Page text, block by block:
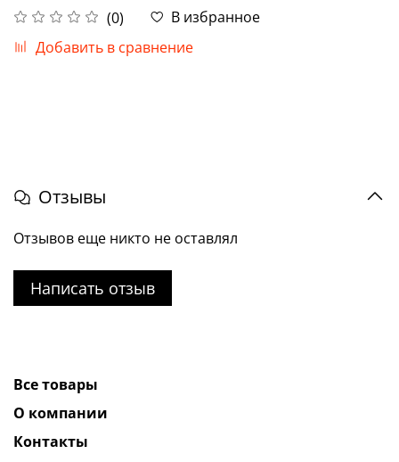
(0)
В избранное
Добавить в сравнение
Отзывы
Отзывов еще никто не оставлял
Написать отзыв
Все товары
О компании
Контакты